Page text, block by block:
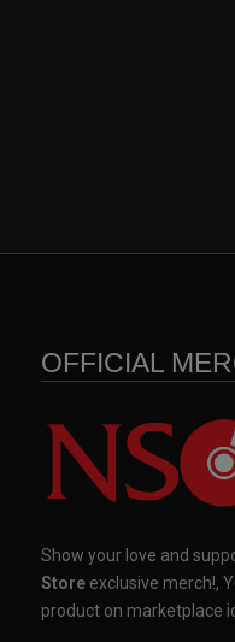
OFFICIAL
Show your love and
Store exclusive merch!,
product on marketplace